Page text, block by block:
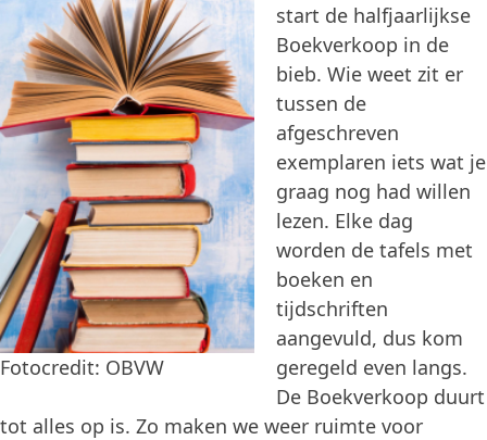
Fotocredit: OBVW
start de halfjaarlijkse
Boekverkoop in de
bieb. Wie weet zit er
tussen de
afgeschreven
exemplaren iets wat je
graag nog had willen
lezen. Elke dag
worden de tafels met
boeken en
tijdschriften
aangevuld, dus kom
geregeld even langs.
De Boekverkoop duurt
tot alles op is. Zo maken we weer ruimte voor